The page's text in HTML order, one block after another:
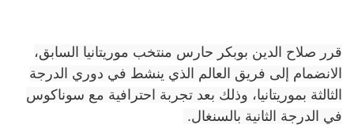
قرر صلاح الدين بوبكر حارس منتخب موريتانيا السابق،
الانضمام إلى فريق العالم الذي ينشط في دوري الدرجة
الثالثة بموريتانيا، وذلك بعد تجربة احترافية مع سوناكوس
في الدرجة الثانية بالسنغال.